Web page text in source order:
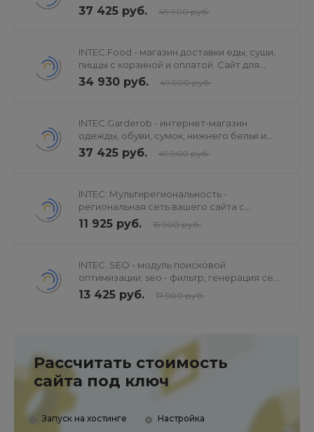
37 425 руб. 49 900 руб.
INTEC.Food - магазин доставки еды, суши,
пиццы с корзиной и оплатой. Сайт для
ресторанов и кафе
34 930 руб. 49 900 руб.
INTEC.Garderob - интернет-магазин
одежды, обуви, сумок, нижнего белья и
аксессуаров
37 425 руб. 49 900 руб.
INTEC: Мультирегиональность -
региональная сеть вашего сайта с
продвижением в поисковиках
11 925 руб. 15 900 руб.
INTEC. SEO - модуль поисковой
оптимизации: seo - фильтр, генерация сео
- текстов, H1, мета-тегов
13 425 руб. 17 900 руб.
Рассчитать стоимость
сайта под ключ
Запуск на хостинге Настройка